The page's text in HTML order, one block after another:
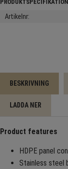
Artikelnr
BESKRIVNING
LADDA NER
Product features
HDPE panel
Stainless steel